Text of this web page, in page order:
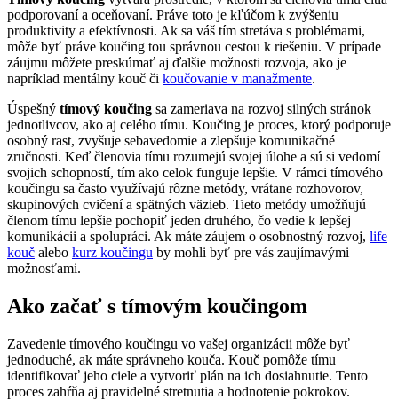
podporovaní a oceňovaní. Práve toto je kľúčom k zvýšeniu
produktivity a efektívnosti. Ak sa váš tím stretáva s problémami,
môže byť práve koučing tou správnou cestou k riešeniu. V prípade
záujmu môžete preskúmať aj ďalšie možnosti rozvoja, ako je
napríklad mentálny kouč či koučovanie v manažmente.
Úspešný tímový koučing sa zameriava na rozvoj silných stránok
jednotlivcov, ako aj celého tímu. Koučing je proces, ktorý podporuje
osobný rast, zvyšuje sebavedomie a zlepšuje komunikačné
zručnosti. Keď členovia tímu rozumejú svojej úlohe a sú si vedomí
svojich schopností, tím ako celok funguje lepšie. V rámci tímového
koučingu sa často využívajú rôzne metódy, vrátane rozhovorov,
skupinových cvičení a spätných väzieb. Tieto metódy umožňujú
členom tímu lepšie pochopiť jeden druhého, čo vedie k lepšej
komunikácii a spolupráci. Ak máte záujem o osobnostný rozvoj, life
kouč alebo kurz koučingu by mohli byť pre vás zaujímavými
možnosťami.
Ako začať s tímovým koučingom
Zavedenie tímového koučingu vo vašej organizácii môže byť
jednoduché, ak máte správneho kouča. Kouč pomôže tímu
identifikovať jeho ciele a vytvoriť plán na ich dosiahnutie. Tento
proces zahŕňa aj pravidelné stretnutia a hodnotenie pokrokov.